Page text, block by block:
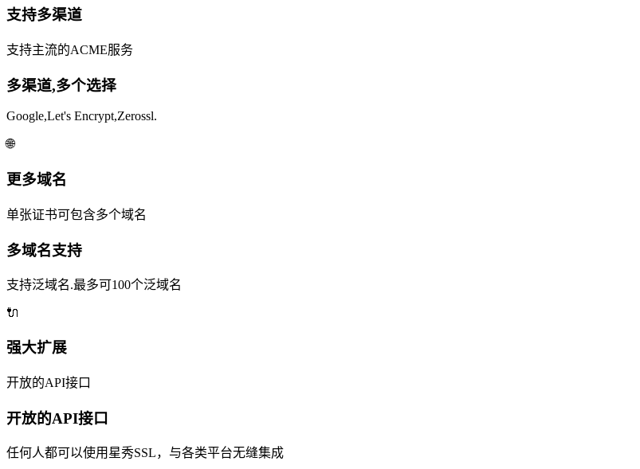
支持多渠道
支持主流的ACME服务
多渠道,多个选择
Google,Let's Encrypt,Zerossl.
🌐
更多域名
单张证书可包含多个域名
多域名支持
支持泛域名.最多可100个泛域名
🔌
强大扩展
开放的API接口
开放的API接口
任何人都可以使用星秀SSL，与各类平台无缝集成